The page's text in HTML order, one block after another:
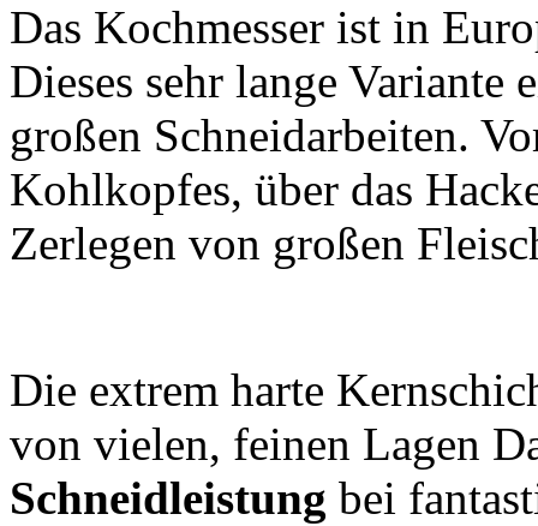
Das Kochmesser ist in
Dieses sehr lange
großen Schneidarbeiten.
Kohlkopfes, über das
Zerlegen von großen
Die extrem harte
von vielen, feinen Lagen
Schneidleistung bei